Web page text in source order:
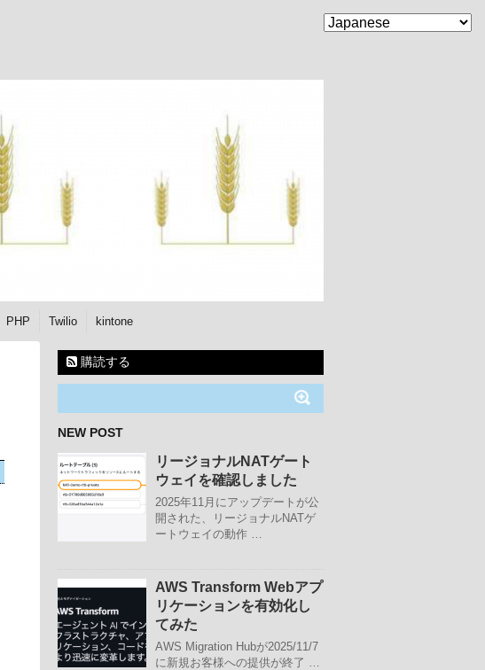
PHP Twilio kintone
購読する
NEW POST
リージョナルNATゲート
ウェイを確認しました
2025年11月にアップデートが公
開された、リージョナルNATゲ
ートウェイの動作 …
AWS Transform Webアプ
リケーションを有効化し
てみた
AWS Migration Hubが2025/11/7
に新規お客様への提供が終了 …